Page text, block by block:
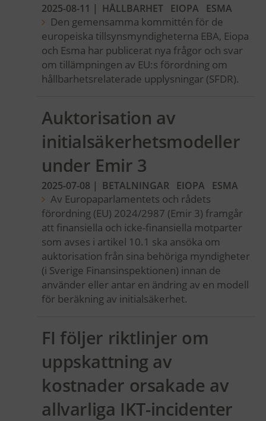
2025-08-11 | HÅLLBARHET EIOPA ESMA
Den gemensamma kommittén för de
europeiska tillsynsmyndigheterna EBA, Eiopa
och Esma har publicerat nya frågor och svar
om tillämpningen av EU:s förordning om
hållbarhetsrelaterade upplysningar (SFDR).
Auktorisation av
initialsäkerhetsmodeller
under Emir 3
2025-07-08 | BETALNINGAR EIOPA ESMA
Av Europaparlamentets och rådets
förordning (EU) 2024/2987 (Emir 3) framgår
att finansiella och icke-finansiella motparter
som avses i artikel 10.1 ska ansöka om
auktorisation från sina behöriga myndigheter
(i Sverige Finansinspektionen) innan de
använder eller antar en ändring av en modell
för beräkning av initialsäkerhet.
FI följer riktlinjer om
uppskattning av
kostnader orsakade av
allvarliga IKT-incidenter